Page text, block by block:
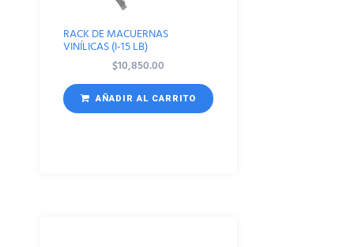
RACK DE MACUERNAS
VINÍLICAS (I-15 LB)
$10,850.00
AÑADIR AL CARRITO